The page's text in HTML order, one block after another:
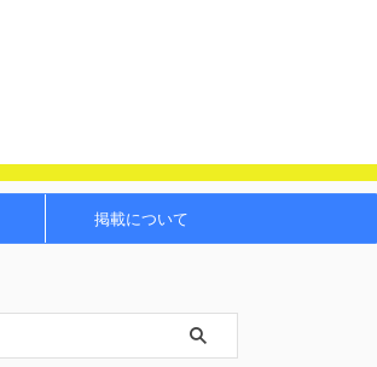
掲載について